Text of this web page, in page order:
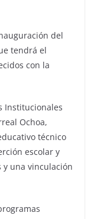
del
tendrá el
con la
Institucionales
Ochoa,
técnico
escolar y
una vinculación